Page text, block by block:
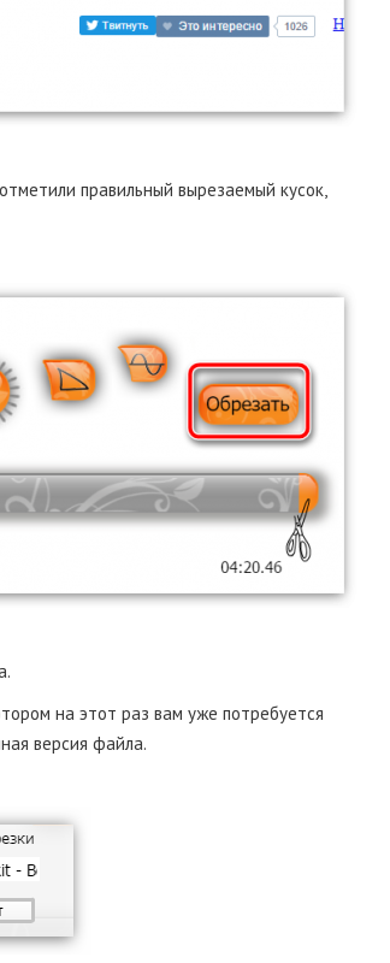
правильный вырезаемый кусок,
на этот раз вам уже потребуется
версия файла.